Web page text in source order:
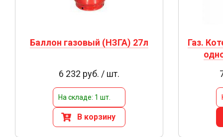
Баллон газовый (НЗГА) 27л
6 232 руб. / шт.
На складе: 1 шт.
В корзину
Газ.